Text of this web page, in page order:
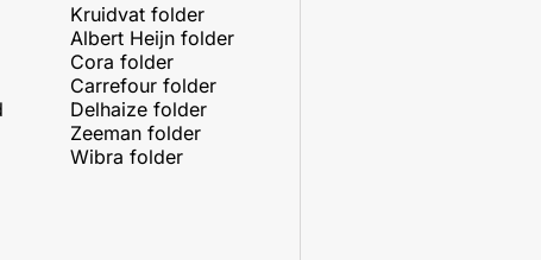
Kruidvat folder
Albert Heijn folder
Cora folder
Carrefour folder
Delhaize folder
Zeeman folder
Wibra folder